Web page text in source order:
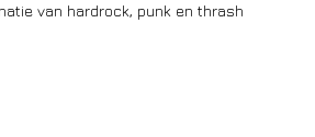
van hardrock, punk en thrash